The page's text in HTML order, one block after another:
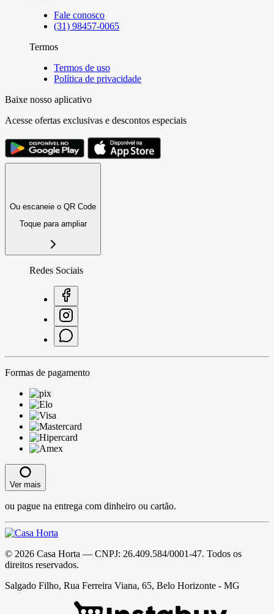
Fale conosco
(31) 98457-0065
Termos
Termos de uso
Política de privacidade
Baixe nosso aplicativo
Acesse ofertas exclusivas e descontos especiais
Ou escaneie o QR Code
Toque para ampliar
Redes Sociais
Formas de pagamento
Ver mais
ou pague na entrega com dinheiro ou cartão.
© 2026 Casa Horta — CNPJ: 26.409.584/0001-47. Todos os
direitos reservados.
Salgado Filho, Rua Ferreira Viana, 65, Belo Horizonte - MG